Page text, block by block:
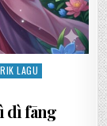
LAGU
dì fāng